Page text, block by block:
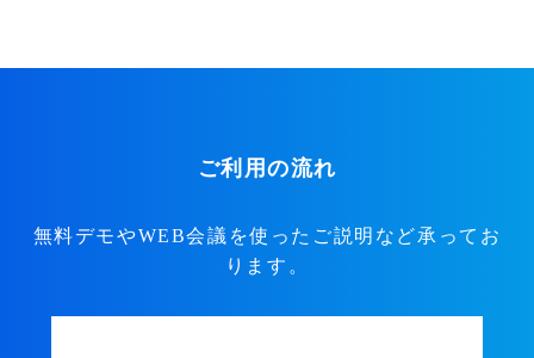
ご利用の流れ
無料デモやWEB会議を使ったご説明など承ってお
ります。